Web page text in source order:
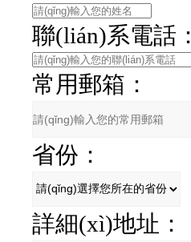
聯(lián)系電話：
常用郵箱：
省份：
詳細(xì)地址：